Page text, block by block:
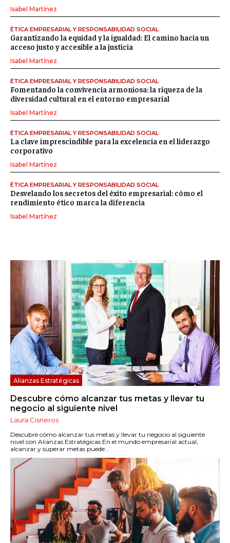
Alianzas Estratégicas
Descubre cómo alcanzar tus metas y llevar tu
negocio al siguiente nivel
Laura Cisneros
Descubre cómo alcanzar tus metas y llevar tu negocio al siguiente
nivel con Alianzas Estratégicas En el mundo empresarial actual,
alcanzar y superar metas puede...
Isabel Martínez
ÉTICA EMPRESARIAL Y RESPONSABILIDAD SOCIAL
Garantizando la equidad y la igualdad: El camino hacia un
acceso justo y accesible a la justicia
Isabel Martínez
ÉTICA EMPRESARIAL Y RESPONSABILIDAD SOCIAL
Fomentando la convivencia armoniosa: la riqueza de la
diversidad cultural en el entorno empresarial
Isabel Martínez
ÉTICA EMPRESARIAL Y RESPONSABILIDAD SOCIAL
La clave imprescindible para la excelencia en el liderazgo
corporativo
Isabel Martínez
ÉTICA EMPRESARIAL Y RESPONSABILIDAD SOCIAL
Desvelando los secretos del éxito empresarial: cómo el
rendimiento ético marca la diferencia
Isabel Martínez